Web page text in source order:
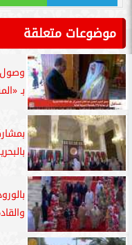
موضوعات متعلقة
وصول
بـ